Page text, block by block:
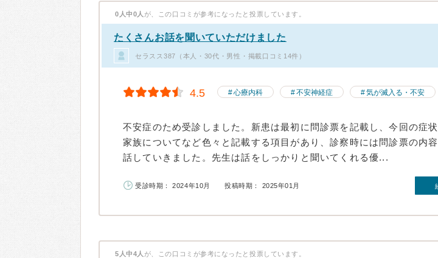
0人中0人 が、この口コミが参考になったと投票しています。
たくさんお話を聞いていただけました
セラスス387（本人・30代・男性・掲載口コミ14件）
4.5 心療内科 不安神経症 気が滅入る・不安
不安症のため受診しました。新患は最初に問診票を記載し、今回の症状
家族についてなど色々と記載する項目があり、診察時には問診票の内
話していきました。先生は話をしっかりと聞いてくれる優...
受診時期： 2024年10月 投稿時期： 2025年01月
5人中4人 が、この口コミが参考になったと投票しています。